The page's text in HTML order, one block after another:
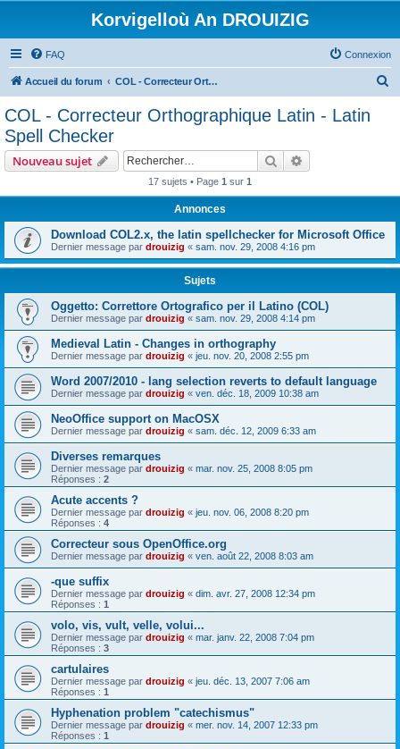
Korvigelloù An DROUIZIG
FAQ Connexion
Accueil du forum COL - Correcteur Orthographique Latin - Latin Spell Checker
COL - Correcteur Orthographique Latin - Latin
Spell Checker
Nouveau sujet Rechercher
17 sujets • Page 1 sur 1
Annonces
Download COL2.x, the latin spellchecker for Microsoft Office
Dernier message par drouizig « sam. nov. 29, 2008 4:16 pm
Sujets
Oggetto: Correttore Ortografico per il Latino (COL)
Dernier message par drouizig « sam. nov. 29, 2008 4:14 pm
Medieval Latin - Changes in orthography
Dernier message par drouizig « jeu. nov. 20, 2008 2:55 pm
Word 2007/2010 - lang selection reverts to default language
Dernier message par drouizig « ven. déc. 18, 2009 10:38 am
NeoOffice support on MacOSX
Dernier message par drouizig « sam. déc. 12, 2009 6:33 am
Diverses remarques
Dernier message par drouizig « mar. nov. 25, 2008 8:05 pm
Réponses : 2
Acute accents ?
Dernier message par drouizig « jeu. nov. 06, 2008 8:20 pm
Réponses : 4
Correcteur sous OpenOffice.org
Dernier message par drouizig « ven. août 22, 2008 8:03 am
-que suffix
Dernier message par drouizig « dim. avr. 27, 2008 12:34 pm
Réponses : 1
volo, vis, vult, velle, volui...
Dernier message par drouizig « mar. janv. 22, 2008 7:04 pm
Réponses : 3
cartulaires
Dernier message par drouizig « jeu. déc. 13, 2007 7:06 am
Réponses : 1
Hyphenation problem "catechismus"
Dernier message par drouizig « mer. nov. 14, 2007 12:33 pm
Réponses : 1